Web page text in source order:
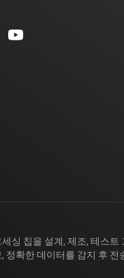
싱 칩을 설계, 제조, 테스트
정확한 데이터를 감지 후 전